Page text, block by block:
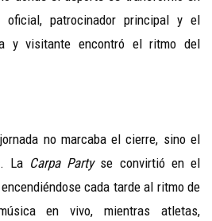
oficial, patrocinador principal y el
y visitante encontró el ritmo del
no marcaba el cierre, sino el
La Carpa Partyse convirtió en el
cada tarde al ritmo de
en vivo, mientras atletas,